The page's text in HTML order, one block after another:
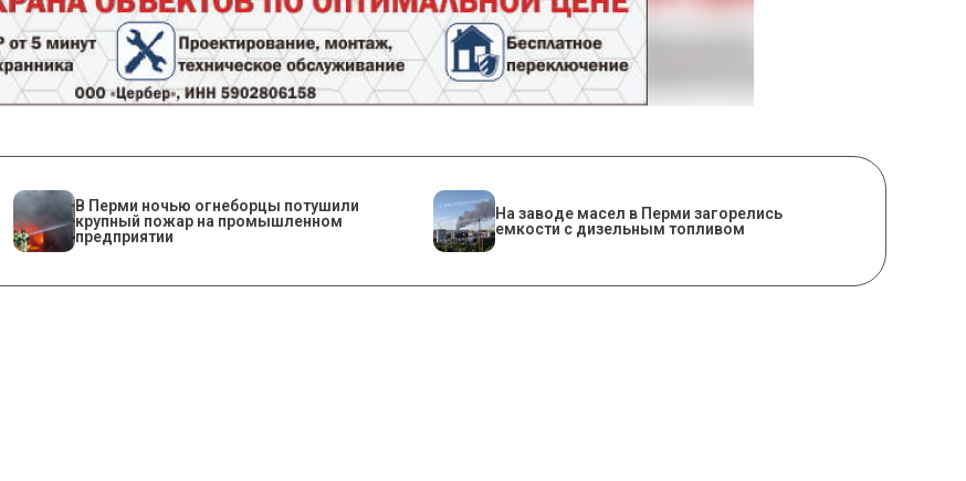
​В Перми ночью огнеборцы потушили
крупный пожар на промышленном
предприятии
На заводе масел в Перми загорелись
емкости с дизельным топливом